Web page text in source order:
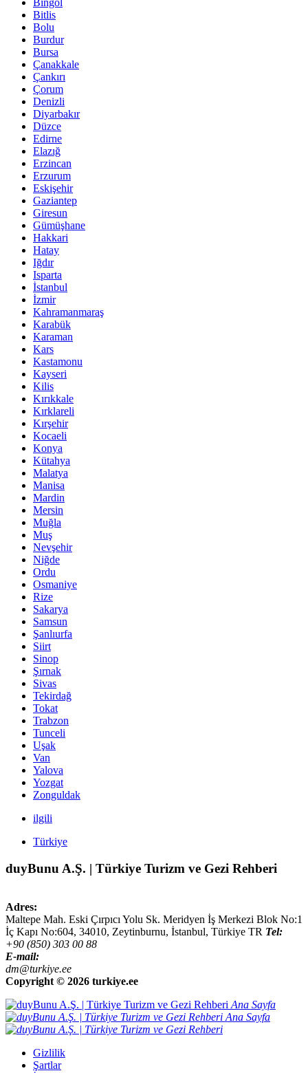
Bingöl
Bitlis
Bolu
Burdur
Bursa
Çanakkale
Çankırı
Çorum
Denizli
Diyarbakır
Düzce
Edirne
Elazığ
Erzincan
Erzurum
Eskişehir
Gaziantep
Giresun
Gümüşhane
Hakkari
Hatay
Iğdır
Isparta
İstanbul
İzmir
Kahramanmaraş
Karabük
Karaman
Kars
Kastamonu
Kayseri
Kilis
Kırıkkale
Kırklareli
Kırşehir
Kocaeli
Konya
Kütahya
Malatya
Manisa
Mardin
Mersin
Muğla
Muş
Nevşehir
Niğde
Ordu
Osmaniye
Rize
Sakarya
Samsun
Şanlıurfa
Siirt
Sinop
Şırnak
Sivas
Tekirdağ
Tokat
Trabzon
Tunceli
Uşak
Van
Yalova
Yozgat
Zonguldak
ilgili
Türkiye
duyBunu A.Ş. | Türkiye Turizm ve Gezi Rehberi
Adres:
Maltepe Mah. Eski Çırpıcı Yolu Sk. Meridyen İş Merkezi Blok No:1
İç Kapı No:604, 34010, Zeytinburnu, İstanbul, Türkiye TR Tel:
+90 (850) 303 00 88
E-mail:
dm@turkiye.ee
Copyright © 2026 turkiye.ee
Ana Sayfa
Ana Sayfa
Gizlilik
Şartlar